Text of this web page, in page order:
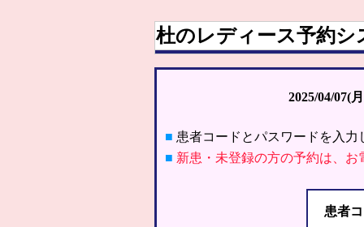
杜のレディース予約シ
2025/04/07(
■ 患者コードとパスワードを入
■ 新患・未登録の方の予約は、
患者